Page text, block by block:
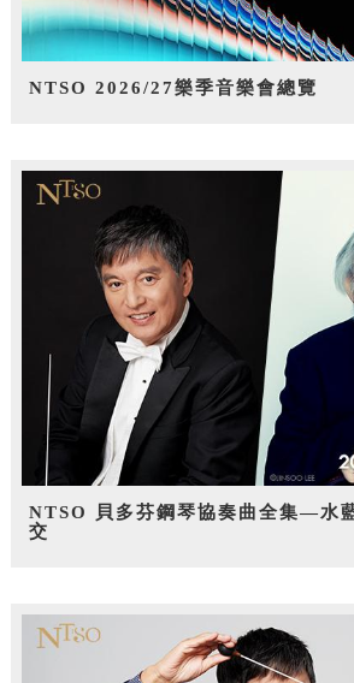
NTSO 2026/27樂季音樂會總覽
NTSO 貝多芬鋼琴協奏曲全集—水
交